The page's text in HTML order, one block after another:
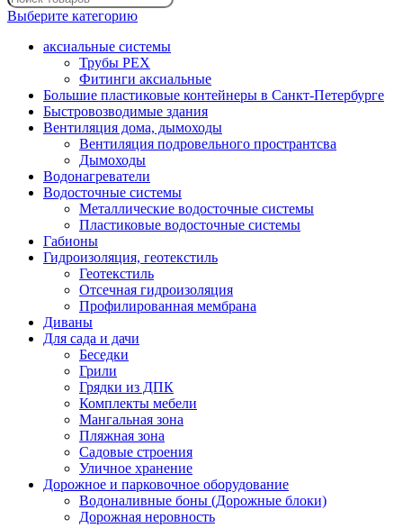
Выберите категорию
аксиальные системы
Трубы PEX
Фитинги аксиальные
Большие пластиковые контейнеры в Санкт-Петербурге
Быстровозводимые здания
Вентиляция дома, дымоходы
Вентиляция подровельного пространтсва
Дымоходы
Водонагреватели
Водосточные системы
Металлические водосточные системы
Пластиковые водосточные системы
Габионы
Гидроизоляция, геотекстиль
Геотекстиль
Отсечная гидроизоляция
Профилированная мембрана
Диваны
Для сада и дачи
Беседки
Грили
Грядки из ДПК
Комплекты мебели
Мангальная зона
Пляжная зона
Садовые строения
Уличное хранение
Дорожное и парковочное оборудование
Водоналивные боны (Дорожные блоки)
Дорожная неровность